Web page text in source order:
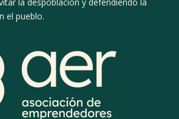
el pueblo.